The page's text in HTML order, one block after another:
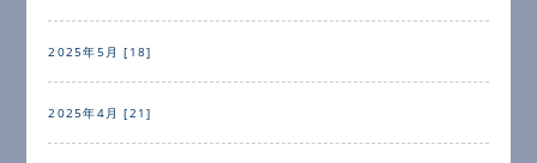
2025年5月 [18]
2025年4月 [21]